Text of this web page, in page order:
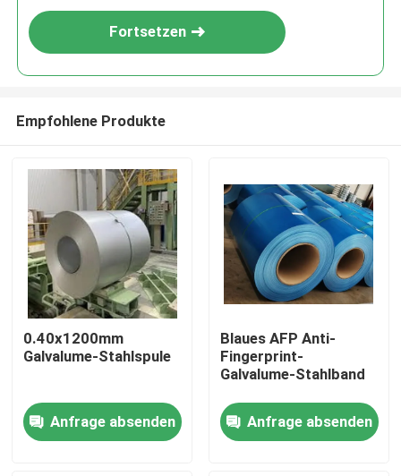
Produkte
Fortsetzen
Empfohlene Produkte
0.40x1200mm
Galvalume-Stahlspule
Anfrage absenden
Blaues AFP Anti-
Fingerprint-
Galvalume-Stahlband
Anfrage absenden